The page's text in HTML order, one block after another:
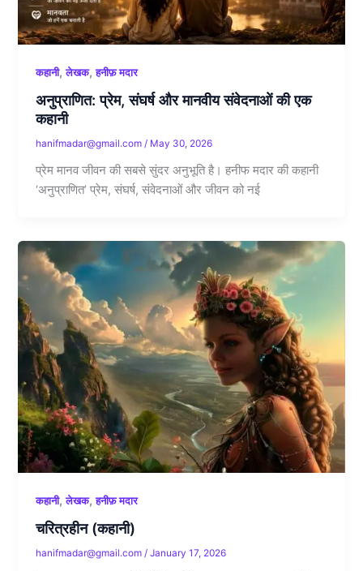
कहानी,लेखक,हनीफ़ मदार
अनुप्राणित: प्रेम, संघर्ष और मानवीय संवेदनाओं की एक
कहानी
hanifmadar@gmail.com/ May 30, 2026
प्रेम मानव जीवन की सबसे सुंदर अनुभूति है। हनीफ मदार की कहानी
‘अनुप्राणित’ प्रेम, संघर्ष, संवेदनाओं और जीवन को नई
कहानी,लेखक,हनीफ़ मदार
चरित्रहीन (कहानी)
hanifmadar@gmail.com/January 17, 2026